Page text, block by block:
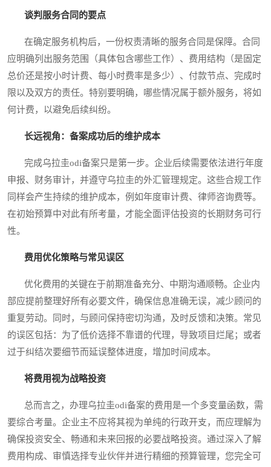
谈判服务合同的要点
在确定服务机构后，一份权责清晰的服务合同是保障。合同
应明确列出服务范围（具体包含哪些工作）、费用结构（是固定
总价还是按小时计费、每小时费率是多少）、付款节点、完成时
限以及双方的责任。特别要明确，哪些情况属于额外服务，将如
何计费，以避免后续纠纷。
长远视角：备案成功后的维护成本
完成乌拉圭odi备案只是第一步。企业后续需要依法进行年度
申报、财务审计，并遵守乌拉圭的外汇管理规定。这些合规工作
同样会产生持续的维护成本，例如年度审计费、律师咨询费等。
在初始预算中对此有所考量，才能全面评估投资的长期财务可行
性。
费用优化策略与常见误区
优化费用的关键在于前期准备充分、中期沟通顺畅。企业内
部应提前整理好所有必要文件，确保信息准确无误，减少顾问的
重复劳动。同时，与顾问保持密切沟通，及时反馈和决策。常见
的误区包括：为了低价选择不靠谱的代理，导致项目烂尾；或者
过于纠结次要细节而延误整体进度，增加时间成本。
将费用视为战略投资
总而言之，办理乌拉圭odi备案的费用是一个多变量函数，需
要综合考量。企业主不应将其视为单纯的行政开支，而应理解为
确保投资安全、畅通和未来回报的必要战略投资。通过深入了解
费用构成、审慎选择专业伙伴并进行精细的预算管理，您完全可